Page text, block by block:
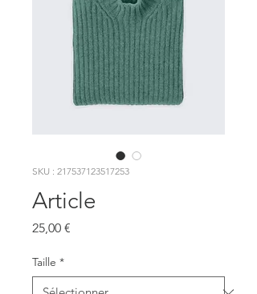
SKU : 217537123517253
Article
25,00 €
Taille *